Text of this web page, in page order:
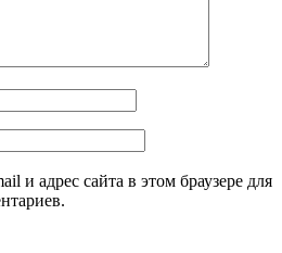
и адрес сайта в этом браузере для